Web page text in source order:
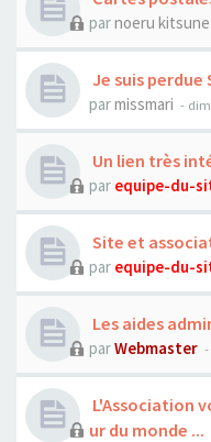
parnoeru kitsune
Je suis perdue
parmissmari -
Un lien très
par equipe-du-
Site et
par equipe-du-
Les aides
parWebmaster
L'Association
ur du monde ...